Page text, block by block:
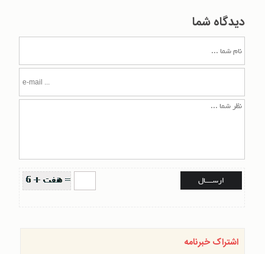
دیدگاه شما
اشتراک خبرنامه